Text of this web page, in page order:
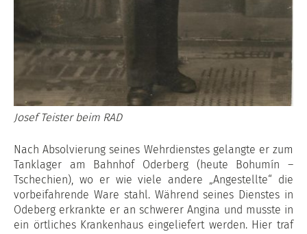
Josef Teister beim RAD
Nach Absolvierung seines Wehrdienstes gelangte er zum
Tanklager am Bahnhof Oderberg (heute Bohumín –
Tschechien), wo er wie viele andere „Angestellte“ die
vorbeifahrende Ware stahl. Während seines Dienstes in
Odeberg erkrankte er an schwerer Angina und musste in
ein örtliches Krankenhaus eingeliefert werden. Hier traf